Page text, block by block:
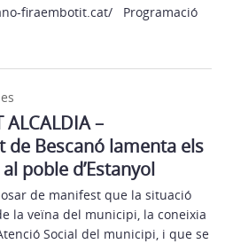
firaembotit.cat/ Programació
ALCALDIA –
de Bescanó lamenta els
poble d’Estanyol
de manifest que la situació
la veïna del municipi, la coneixia
Social del municipi, i que se